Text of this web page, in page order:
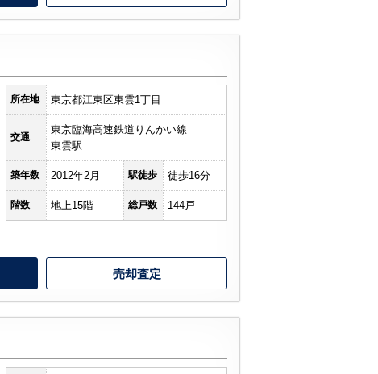
所在地 東京都江東区東雲1丁目
交通
東京臨海高速鉄道りんかい線
東雲駅
築年数 2012年2月 駅徒歩 徒歩16分
階数 地上15階 総戸数 144戸
売却査定